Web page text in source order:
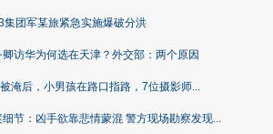
集团军某旅紧急实施爆破分洪
访华为何选在天津？外交部：两个原因
淹后，小男孩在路口指路，7位摄影师...
节：凶手欲靠悲情蒙混 警方现场勘察发现...